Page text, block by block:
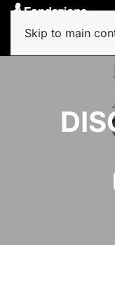
Skip to main